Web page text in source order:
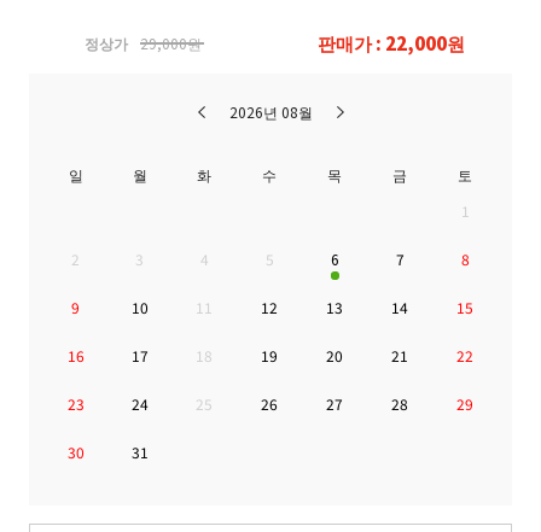
정상가 29,000원 판매가 : 22,000원
2026년 08월
일 월 화 수 목 금
토
1
2 3 4 5 6 7 8
9 10 11 12 13 14 15
16 17 18 19 20 21 22
23 24 25 26 27 28 29
30 31